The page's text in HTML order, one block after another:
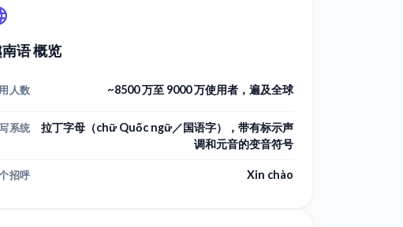
语 概览
人数 ~8500 万至 9000 万使用者，遍及全球
系统
拉丁字母（chữ Quốc ngữ／国语字），带有标示声
调和元音的变音符号
招呼 Xin chào